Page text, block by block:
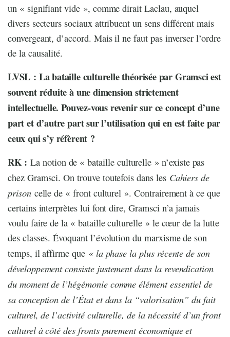
un « signifiant vide », comme dirait Laclau, auquel
divers secteurs sociaux attribuent un sens différent mais
convergeant, d’accord. Mais il ne faut pas inverser l’ordre
de la causalité.
LVSL : La bataille culturelle théorisée par Gramsci est
souvent réduite à une dimension strictement
intellectuelle. Pouvez-vous revenir sur ce concept d’une
part et d’autre part sur l’utilisation qui en est faite par
ceux qui s’y réfèrent ?
RK :La notion de « bataille culturelle » n’existe pas
chez Gramsci. On trouve toutefois dans les Cahiers de
prisoncelle de « front culturel ». Contrairement à ce que
certains interprètes lui font dire, Gramsci n’a jamais
voulu faire de la « bataille culturelle » le cœur de la lutte
des classes. Évoquant l’évolution du marxisme de son
temps, il affirme que « la phase la plus récente de son
développement consiste justement dans la revendication
du moment de l’hégémonie comme élément essentiel de
sa conception de l’État et dans la “valorisation” du fait
culturel, de l’activité culturelle, de la nécessité d’un front
culturel à côté des fronts purement économique et